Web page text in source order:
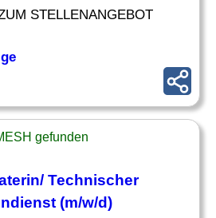
STELLENANGEBOT
gefunden
Technischer
(m/w/d)